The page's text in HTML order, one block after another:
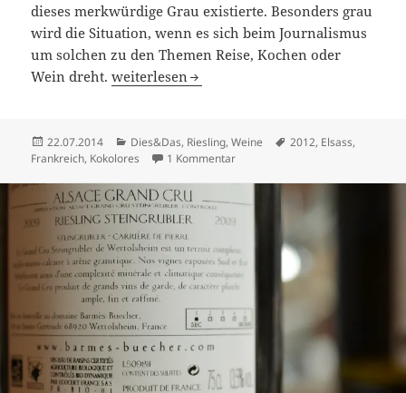
dieses merkwürdige Grau existierte. Besonders grau
wird die Situation, wenn es sich beim Journalismus
um solchen zu den Themen Reise, Kochen oder
Wein dreht.Unterwegs im Elsass (2)
weiterlesen
Veröffentlicht
am
22.07.2014 Kategorien
Dies&Das, Riesling,Weine Schlagwörter
2012, Elsass,
Frankreich, Kokolores 1 Kommentarzu Unterwegs im Elsass (2)